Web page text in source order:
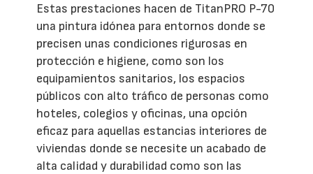
Estas prestaciones hacen de TitanPRO P-70
una pintura idónea para entornos donde se
precisen unas condiciones rigurosas en
protección e higiene, como son los
equipamientos sanitarios, los espacios
públicos con alto tráfico de personas como
hoteles, colegios y oficinas, una opción
eficaz para aquellas estancias interiores de
viviendas donde se necesite un acabado de
alta calidad y durabilidad como son las